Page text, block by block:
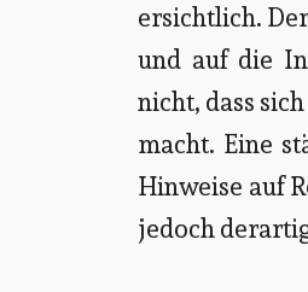
ersichtlich.
und auf die
nicht, dass
macht. Eine
Hinweise auf
jedoch